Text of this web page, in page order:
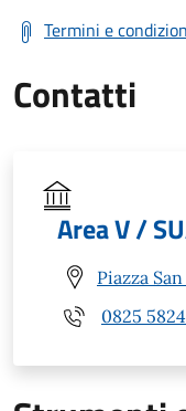
Termini e
Contatti
Area V /
Piazza
0825